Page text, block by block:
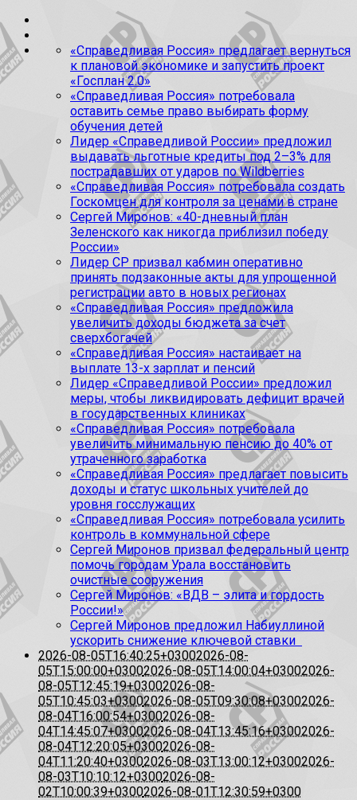
«Справедливая Россия» предлагает вернуться
к плановой экономике и запустить проект
«Госплан 2.0»
«Справедливая Россия» потребовала
оставить семье право выбирать форму
обучения детей
Лидер «Справедливой России» предложил
выдавать льготные кредиты под 2–3% для
пострадавших от ударов по Wildberries
«Справедливая Россия» потребовала создать
Госкомцен для контроля за ценами в стране
Сергей Миронов: «40-дневный план
Зеленского как никогда приблизил победу
России»
Лидер СР призвал кабмин оперативно
принять подзаконные акты для упрощенной
регистрации авто в новых регионах
«Справедливая Россия» предложила
увеличить доходы бюджета за счет
сверхбогачей
«Справедливая Россия» настаивает на
выплате 13-х зарплат и пенсий
Лидер «Справедливой России» предложил
меры, чтобы ликвидировать дефицит врачей
в государственных клиниках
«Справедливая Россия» потребовала
увеличить минимальную пенсию до 40% от
утраченного заработка
«Справедливая Россия» предлагает повысить
доходы и статус школьных учителей до
уровня госслужащих
«Справедливая Россия» потребовала усилить
контроль в коммунальной сфере
Сергей Миронов призвал федеральный центр
помочь городам Урала восстановить
очистные сооружения
Сергей Миронов: «ВДВ – элита и гордость
России!»
Сергей Миронов предложил Набиуллиной
ускорить снижение ключевой ставки
2026-08-05T16:40:25+03002026-08-
05T15:00:00+03002026-08-05T14:00:04+03002026-
08-05T12:45:19+03002026-08-
05T10:45:03+03002026-08-05T09:30:08+03002026-
08-04T16:00:54+03002026-08-
04T14:45:07+03002026-08-04T13:45:16+03002026-
08-04T12:20:05+03002026-08-
04T11:20:40+03002026-08-03T13:00:12+03002026-
08-03T10:10:12+03002026-08-
02T10:00:39+03002026-08-01T12:30:59+0300